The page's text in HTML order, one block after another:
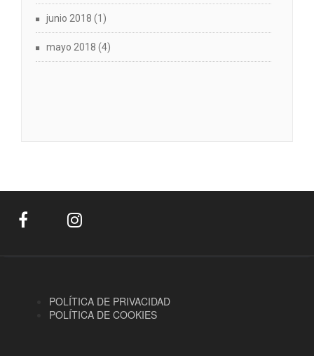
junio 2018 (1)
mayo 2018 (4)
POLÍTICA DE PRIVACIDAD
POLÍTICA DE COOKIES